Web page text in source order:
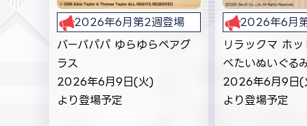
2026年6月第2週登場
バーバパパ ゆらゆらペアグ
ラス
2026年6月9日(火)
より登場予定
2026年6月
リラックマ ホ
べたいぬいぐる
2026年6月9日(
より登場予定